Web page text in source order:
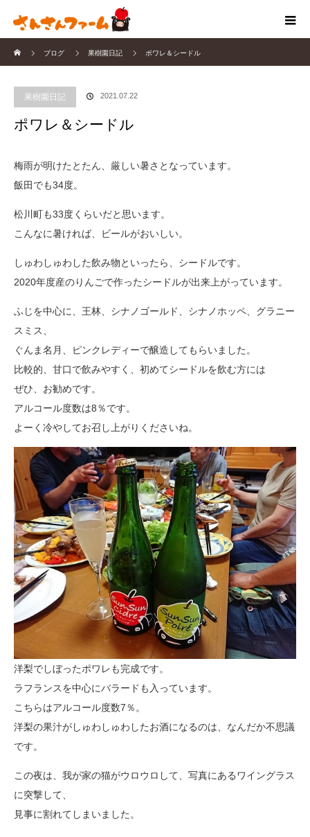
ブログ
果樹園日記 ポワレ＆シードル
果樹園日記 2021.07.22
ポワレ＆シードル
梅雨が明けたとたん、厳しい暑さとなっています。
飯田でも34度。
松川町も33度くらいだと思います。
こんなに暑ければ、ビールがおいしい。
しゅわしゅわした飲み物といったら、シードルです。
2020年度産のりんごで作ったシードルが出来上がっています。
ふじを中心に、王林、シナノゴールド、シナノホッペ、グラニー
スミス、
ぐんま名月、ピンクレディーで醸造してもらいました。
比較的、甘口で飲みやすく、初めてシードルを飲む方には
ぜひ、お勧めです。
アルコール度数は8％です。
よーく冷やしてお召し上がりくださいね。
洋梨でしぼったポワレも完成です。
ラフランスを中心にバラードも入っています。
こちらはアルコール度数7％。
洋梨の果汁がしゅわしゅわしたお酒になるのは、なんだか不思議
です。
この夜は、我が家の猫がウロウロして、写真にあるワイングラス
に突撃して、
見事に割れてしまいました。